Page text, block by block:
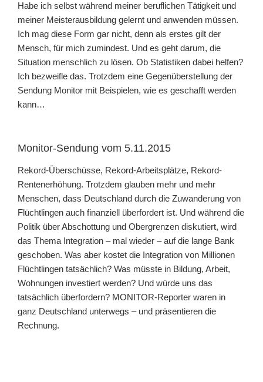
Habe ich selbst während meiner beruflichen Tätigkeit und
meiner Meisterausbildung gelernt und anwenden müssen.
Ich mag diese Form gar nicht, denn als erstes gilt der
Mensch, für mich zumindest. Und es geht darum, die
Situation menschlich zu lösen. Ob Statistiken dabei helfen?
Ich bezweifle das. Trotzdem eine Gegenüberstellung der
Sendung Monitor mit Beispielen, wie es geschafft werden
kann…
Monitor-Sendung vom 5.11.2015
Rekord-Überschüsse, Rekord-Arbeitsplätze, Rekord-
Rentenerhöhung. Trotzdem glauben mehr und mehr
Menschen, dass Deutschland durch die Zuwanderung von
Flüchtlingen auch finanziell überfordert ist. Und während die
Politik über Abschottung und Obergrenzen diskutiert, wird
das Thema Integration – mal wieder – auf die lange Bank
geschoben. Was aber kostet die Integration von Millionen
Flüchtlingen tatsächlich? Was müsste in Bildung, Arbeit,
Wohnungen investiert werden? Und würde uns das
tatsächlich überfordern? MONITOR-Reporter waren in
ganz Deutschland unterwegs – und präsentieren die
Rechnung.